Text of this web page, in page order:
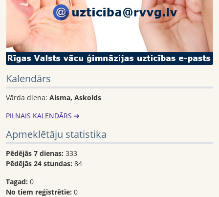
Kalendārs
Vārda diena: Aisma, Askolds
PILNAIS KALENDĀRS ➔
Apmeklētāju statistika
Pēdējās 7 dienas: 333
Pēdējās 24 stundas: 84
Tagad: 0
No tiem reģistrētie: 0